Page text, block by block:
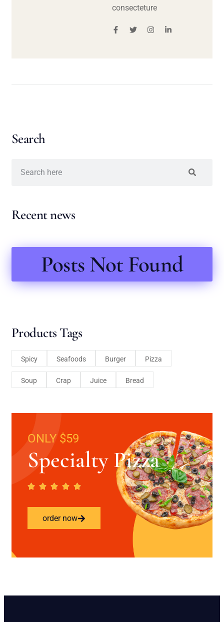
consecteture
Search
Recent news
Posts Not Found
Products Tags
Spicy Seafoods Burger Pizza
Soup Crap Juice Bread
ONLY $59
Specialty Pizza
order now